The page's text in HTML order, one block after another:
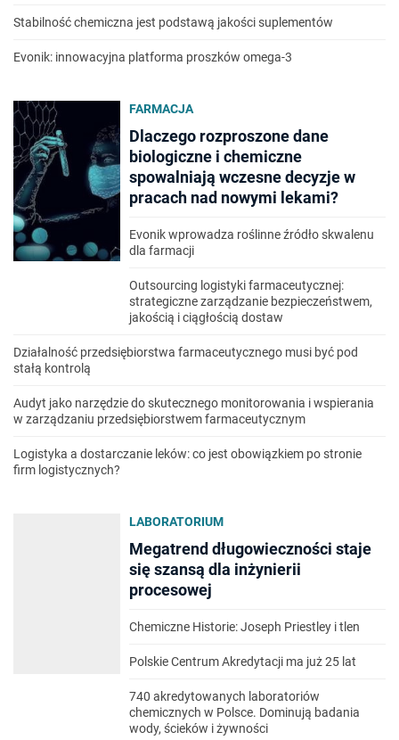
Stabilność chemiczna jest podstawą jakości suplementów
Evonik: innowacyjna platforma proszków omega-3
FARMACJA
Dlaczego rozproszone dane
biologiczne i chemiczne
spowalniają wczesne decyzje w
pracach nad nowymi lekami?
Evonik wprowadza roślinne źródło skwalenu
dla farmacji
Outsourcing logistyki farmaceutycznej:
strategiczne zarządzanie bezpieczeństwem,
jakością i ciągłością dostaw
Działalność przedsiębiorstwa farmaceutycznego musi być pod
stałą kontrolą
Audyt jako narzędzie do skutecznego monitorowania i wspierania
w zarządzaniu przedsiębiorstwem farmaceutycznym
Logistyka a dostarczanie leków: co jest obowiązkiem po stronie
firm logistycznych?
LABORATORIUM
Megatrend długowieczności staje
się szansą dla inżynierii
procesowej
Chemiczne Historie: Joseph Priestley i tlen
Polskie Centrum Akredytacji ma już 25 lat
740 akredytowanych laboratoriów
chemicznych w Polsce. Dominują badania
wody, ścieków i żywności